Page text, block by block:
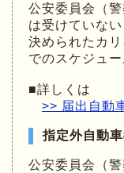
公安委員会（
は受けていな
決められたカ
でのスケジュ
■詳しくは
>> 届出自動
指定外自動
公安委員会（